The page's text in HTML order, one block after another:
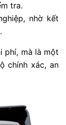
tra.
nhờ kết
phí, mà là một
chính xác, an